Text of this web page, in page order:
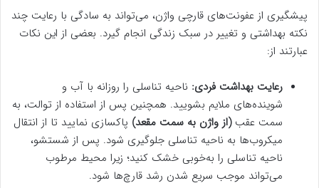
پیشگیری از عفونت‌های قارچی واژن، می‌تواند به سادگی با رعایت چند
نکته بهداشتی و تغییر در سبک زندگی انجام گیرد. بعضی از این نکات
عبارتند از:
رعایت بهداشت فردی: ناحیه تناسلی را روزانه با آب و
شوینده‌های ملایم بشویید. همچنین پس از استفاده از توالت، به
سمت عقب(از واژن به سمت مقعد) پاکسازی نمایید تا از انتقال
میکروب‌ها به ناحیه تناسلی جلوگیری شود. پس از شستشو،
ناحیه تناسلی را به‌خوبی خشک کنید؛ زیرا محیط مرطوب
می‌تواند موجب سریع شدن رشد قارچ‌ها شود.